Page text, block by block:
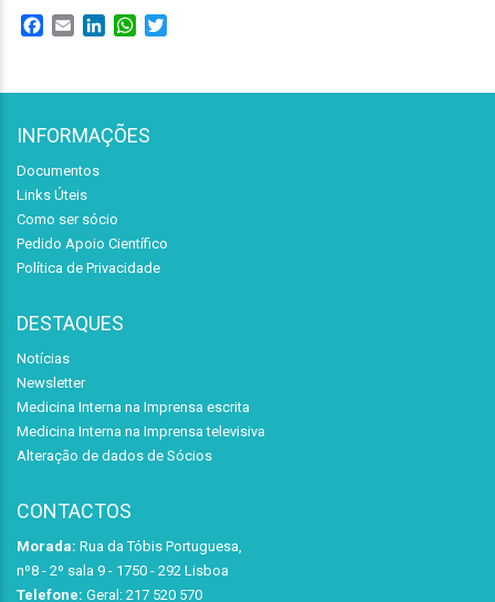
Facebook
Email LinkedInWhatsApp
INFORMAÇÕES
Documentos
Links Úteis
Como ser sócio
Pedido Apoio Científico
Política de Privacidade
DESTAQUES
Notícias
Newsletter
Medicina Interna na Imprensa escrita
Medicina Interna na Imprensa televisiva
Alteração de dados de Sócios
CONTACTOS
Morada: Rua da Tóbis Portuguesa,
nº8 - 2º sala 9 - 1750 - 292 Lisboa
Telefone: Geral: 217 520 570